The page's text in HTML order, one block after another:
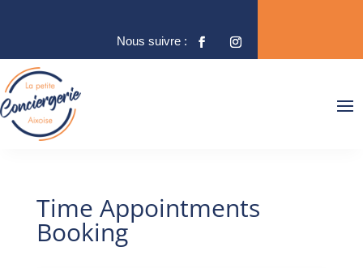
Time Appointments
Booking